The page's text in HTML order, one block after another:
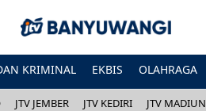
KRIMINAL EKBIS OLAHRAGA
JTV JEMBER JTV KEDIRI JTV MADIUN